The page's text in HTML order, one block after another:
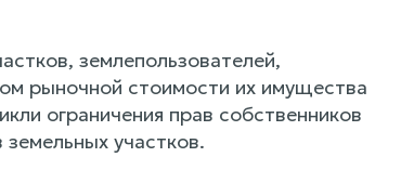
землепользователей,
рыночной стоимости их имущества
ограничения прав собственников
участков.